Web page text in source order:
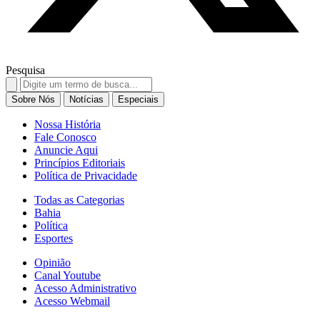
Pesquisa
Search
for:
Sobre Nós Notícias Especiais
Nossa História
Fale Conosco
Anuncie Aqui
Princípios Editoriais
Política de Privacidade
Todas as Categorias
Bahia
Política
Esportes
Opinião
Canal Youtube
Acesso Administrativo
Acesso Webmail